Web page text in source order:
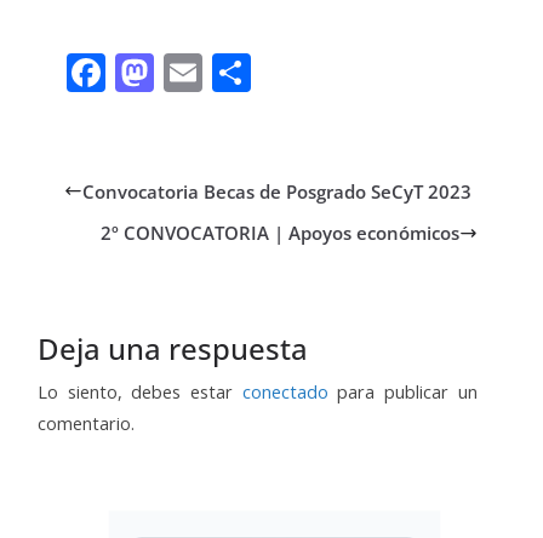
F
b
o
M
d
o
E
l p
ar
Convocatoria Becas de Posgrado SeCyT 2023
2º CONVOCATORIA | Apoyos económicos
Deja una respuesta
Lo siento, debes estar conectado para publicar un
comentario.